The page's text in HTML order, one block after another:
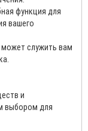
функция для
вашего
может служить вам
и
выбором для